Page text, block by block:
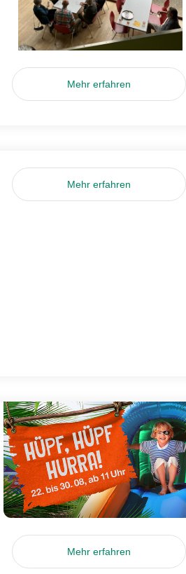
Mehr erfahren
Mehr erfahren
Mehr erfahren